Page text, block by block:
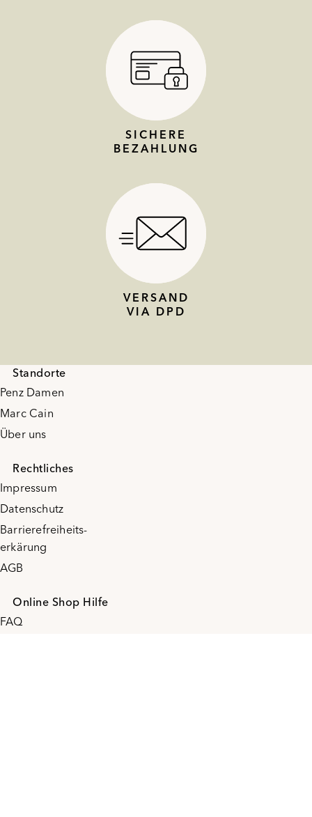
SICHERE
BEZAHLUNG
VERSAND
VIA DPD
Standorte
Penz Damen
Marc Cain
Über uns
Rechtliches
Impressum
Datenschutz
Barrierefreiheits-
erkärung
AGB
Online Shop Hilfe
FAQ